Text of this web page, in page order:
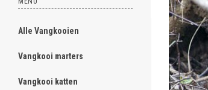
Alle Vangkooien
Vangkooi marters
Vangkooi katten